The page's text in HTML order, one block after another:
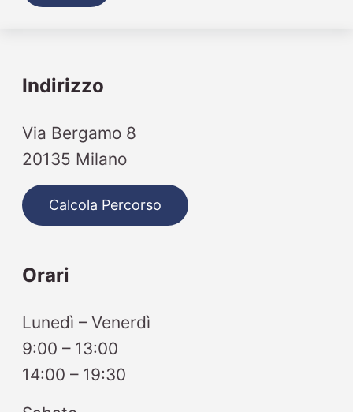
Indirizzo
Via Bergamo 8
20135 Milano
Calcola Percorso
Orari
Lunedì – Venerdì
9:00 – 13:00
14:00 – 19:30